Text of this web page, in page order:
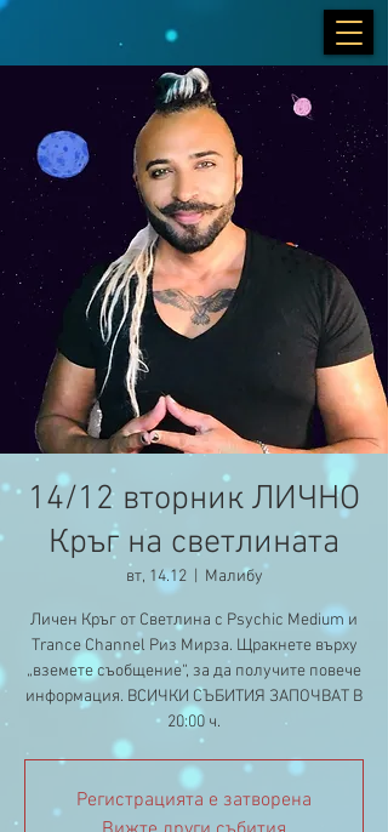
14/12 вторник ЛИЧНО
Кръг на светлината
вт, 14.12
  |
Малибу
Личен Кръг от Светлина с Psychic Medium и
Trance Channel Риз Мирза. Щракнете върху
„вземете съобщение“, за да получите повече
информация. ВСИЧКИ СЪБИТИЯ ЗАПОЧВАТ В
20:00 ч.
Регистрацията е затворена